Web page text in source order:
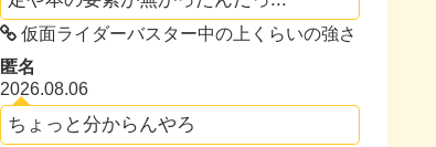
仮面ライダーバスター中の上くらいの強さ
匿名
2026.08.06
ちょっと分からんやろ